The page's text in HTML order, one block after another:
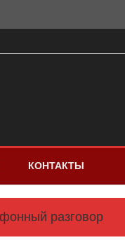
КОНТАКТЫ
разговор